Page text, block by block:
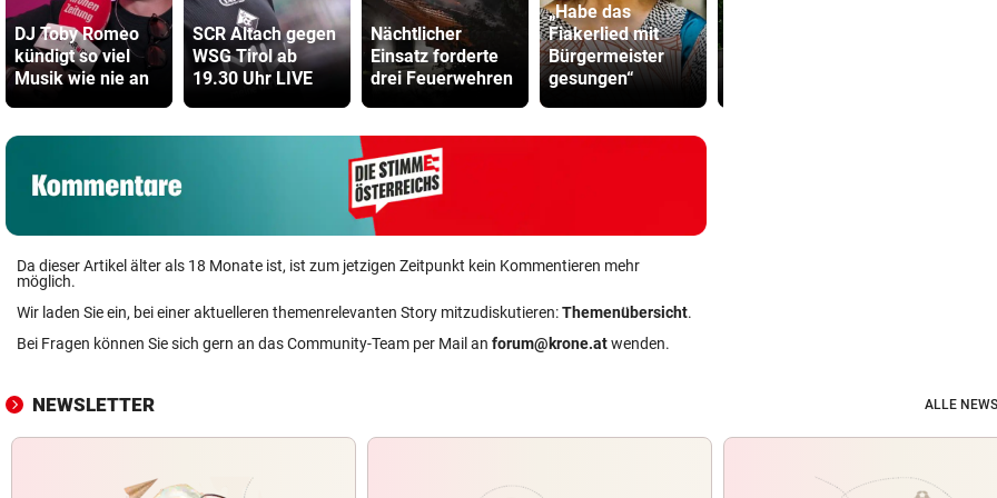
DJ Toby Romeo
kündigt so viel
Musik wie nie an
SCR Altach gegen
WSG Tirol ab
19.30 Uhr LIVE
Nächtlicher
Einsatz forderte
drei Feuerwehren
„Habe das
Fiakerlied mit
Bürgermeister
gesungen“
Da dieser Artikel älter als 18 Monate ist, ist zum jetzigen Zeitpunkt kein Kommentieren mehr
möglich.
Wir laden Sie ein, bei einer aktuelleren themenrelevanten Story mitzudiskutieren:Themenübersicht.
Bei Fragen können Sie sich gern an das Community-Team per Mail an forum@krone.atwenden.
NEWSLETTER ALLE